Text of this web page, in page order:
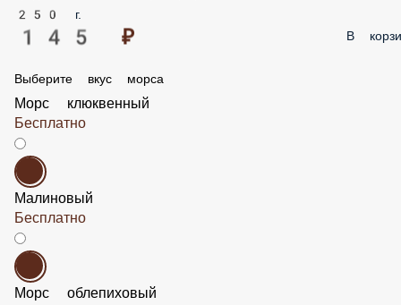
250 г.
145 ₽ В
Выберите вкус морса
Морс клюквенный
Бесплатно
Малиновый
Бесплатно